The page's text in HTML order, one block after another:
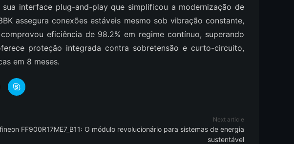
interface plug-and-play que simplificou a modernização de
assegura conexões estáveis mesmo sob vibração constante,
eficiência de 98.2% em regime contínuo, superando
proteção integrada contra sobretensão e curto-circuito,
em 8 meses.

Next article
FF900R17ME7_B11: O módulo revolucionário para sistemas de energia
sustentável